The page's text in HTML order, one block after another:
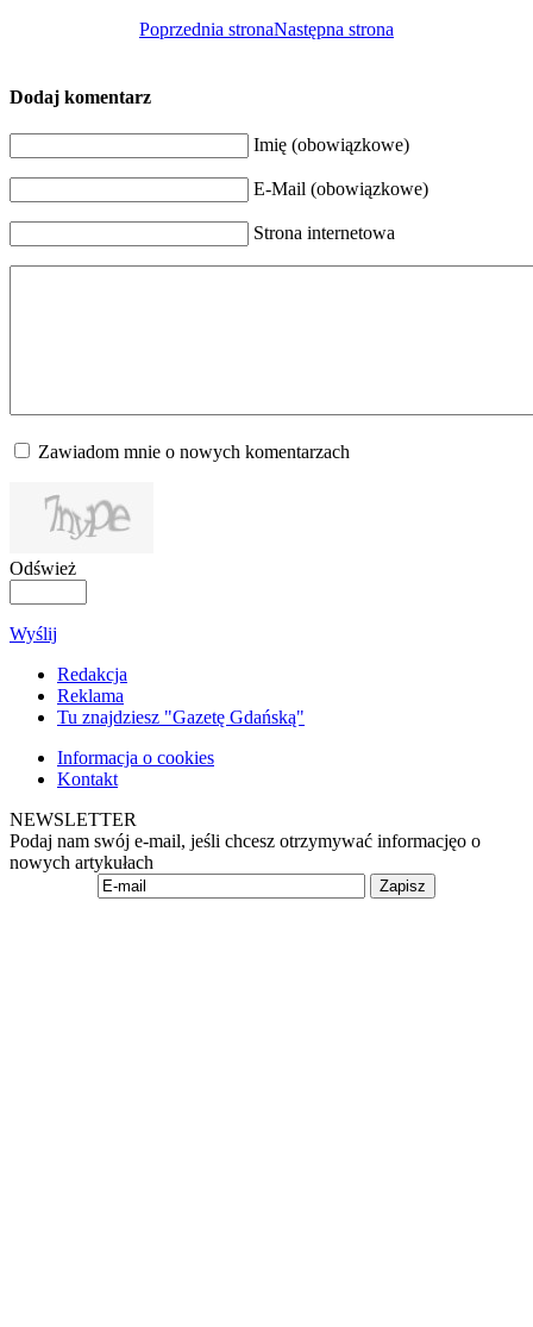
Poprzednia stronaNastępna strona
Dodaj komentarz
Imię (obowiązkowe)
E-Mail (obowiązkowe)
Strona internetowa
Zawiadom mnie o nowych komentarzach
Odśwież
Wyślij
Redakcja
Reklama
Tu znajdziesz "Gazetę Gdańską"
Informacja o cookies
Kontakt
NEWSLETTER
Podaj nam swój e-mail, jeśli chcesz otrzymywać informacjęo o
nowych artykułach
Zapisz